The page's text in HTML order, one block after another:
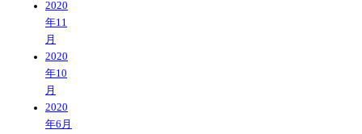
2020
年11
月
2020
年10
月
2020
年6月